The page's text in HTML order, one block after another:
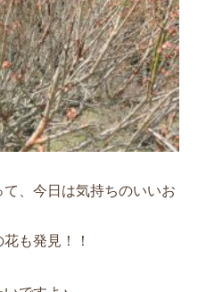
、今日は気持ちのいいお
も発見！！